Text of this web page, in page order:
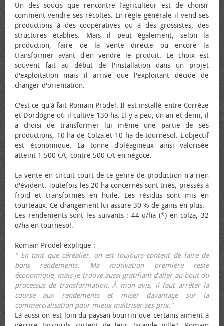
Un des soucis que rencontre l’agriculteur est de choisir
comment vendre ses récoltes. En règle générale il vend ses
productions à des coopératives ou à des grossistes, des
structures établies. Mais il peut également, selon la
production, faire de la vente directe ou encore la
transformer avant d'en vendre le produit. Le choix est
souvent fait au début de l'installation dans un projet
d'exploitation mais il arrive que l'exploitant décide de
changer d'orientation.
C'est ce qu'à fait Romain Prodel. Il est installé entre Corrèze
et Dordogne où il cultive 130 ha. Il y a peu, un an et demi, il
a choisi de transformer lui même une partie de ses
productions, 10 ha de Colza et 10 ha de tournesol. L'objectif
est économique. La tonne d’oléagineux ainsi valorisée
atteint 1 500 €/t, contre 500 €/t en négoce.
La vente en circuit court de ce genre de production n'a rien
d'évident. Toutefois les 20 ha concernés sont triés, pressés à
froid et transformés en huile. Les résidus sont mis en
tourteaux. Ce changement lui assure 30 % de gains en plus.
Les rendements sont les suivants : 44 q/ha (*) en colza, 32
q/ha en tournesol.
Romain Prodel explique :
" En tant que céréalier, on est toujours content de faire de
bons rendements. Ma motivation première reste
économique, mais je trouve aussi gratifiant d’aller au bout du
processus de transformation. À mon avis, il faut arrêter la
course aux rendements et miser davantage sur la
commercialisation pour mieux maîtriser ses prix."
Là aussi on est loin du paysan bourrin que certains aiment à